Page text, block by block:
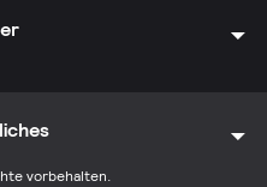
vorbehalten.